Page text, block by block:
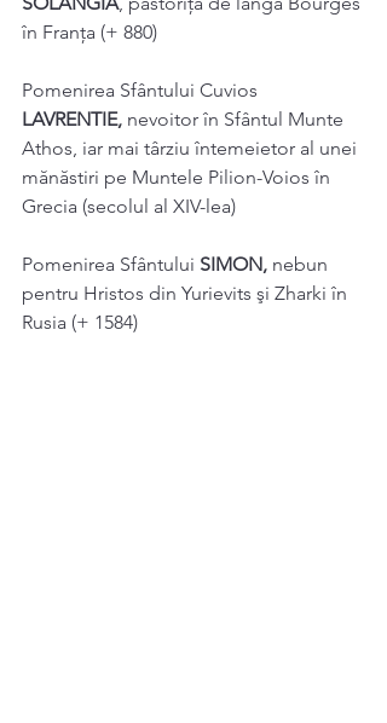
în Franţa (+ 880)
Pomenirea Sfântului Cuvios
LAVRENTIE, nevoitor în Sfântul Munte
Athos, iar mai târziu întemeietor al unei
mănăstiri pe Muntele Pilion-Voios în
Grecia (secolul al XIV-lea)
Pomenirea Sfântului SIMON, nebun
pentru Hristos din Yurievits şi Zharki în
Rusia (+ 1584)